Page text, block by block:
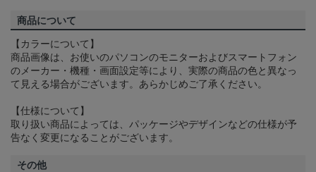
商品について
【カラーについて】
商品画像は、お使いのパソコンのモニターおよびスマートフォン
のメーカー・機種・画面設定等により、実際の商品の色と異なっ
て見える場合がございます。あらかじめご了承ください。
【仕様について】
取り扱い商品によっては、パッケージやデザインなどの仕様が予
告なく変更になることがございます。
その他